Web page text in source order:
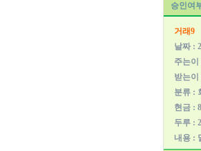
승인여
거래9
날짜 :
주는
받는
분류 :
현금 :
두루 :
내용 :